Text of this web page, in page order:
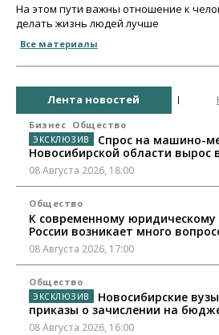
На этом пути важны отношение к
делать жизнь людей лучше
Все материалы
Лента новостей
Бизнес Общество
Спрос на машино-
Новосибирской области вырос
08 Августа 2026, 18:00
Общество
К современному
России возникает много
08 Августа 2026, 17:00
Общество
Новосибирские
приказы о зачислении на
08 Августа 2026, 16:00